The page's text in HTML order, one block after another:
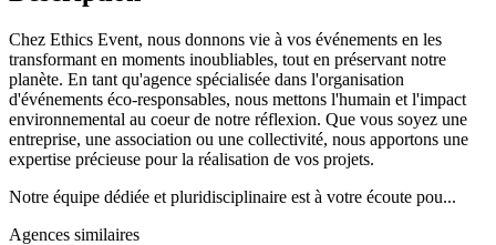
Chez Ethics Event, nous donnons vie à vos événements en les
transformant en moments inoubliables, tout en préservant notre
planète. En tant qu'agence spécialisée dans l'organisation
d'événements éco-responsables, nous mettons l'humain et l'impact
environnemental au coeur de notre réflexion. Que vous soyez une
entreprise, une association ou une collectivité, nous apportons une
expertise précieuse pour la réalisation de vos projets.
Notre équipe dédiée et pluridisciplinaire est à votre écoute pou...
Agences similaires